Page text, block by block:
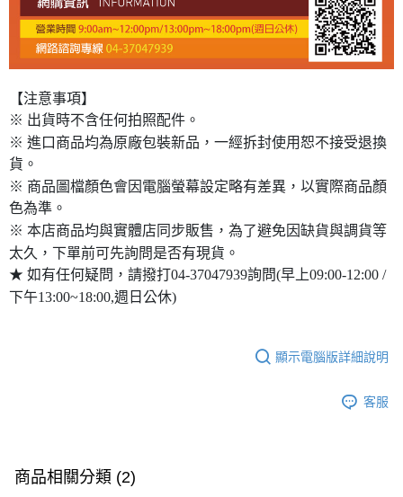
【注意事項】
※ 出貨時不含任何拍照配件。
※ 進口商品均為原廠包裝新品，一經拆封使用恕不接受退換
貨。
※ 商品圖檔顏色會因電腦螢幕設定略有差異，以實際商品顏
色為準。
※ 本店商品均與實體店同步販售，為了避免因缺貨與調貨等
太久，下單前可先詢問是否有現貨。
★ 如有任何疑問，請撥打04-37047939詢問(早上09:00-12:00 /
下午13:00~18:00,週日公休)
顯示電腦版詳細說明
客服
商品相關分類 (2)